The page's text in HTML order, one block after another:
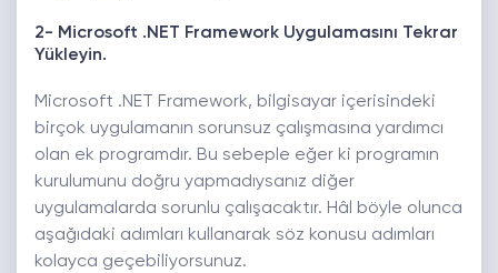
2- Microsoft .NET Framework Uygulamasını Tekrar
Yükleyin.
Microsoft .NET Framework, bilgisayar içerisindeki
birçok uygulamanın sorunsuz çalışmasına yardımcı
olan ek programdır. Bu sebeple eğer ki programın
kurulumunu doğru yapmadıysanız diğer
uygulamalarda sorunlu çalışacaktır. Hâl böyle olunca
aşağıdaki adımları kullanarak söz konusu adımları
kolayca geçebiliyorsunuz.